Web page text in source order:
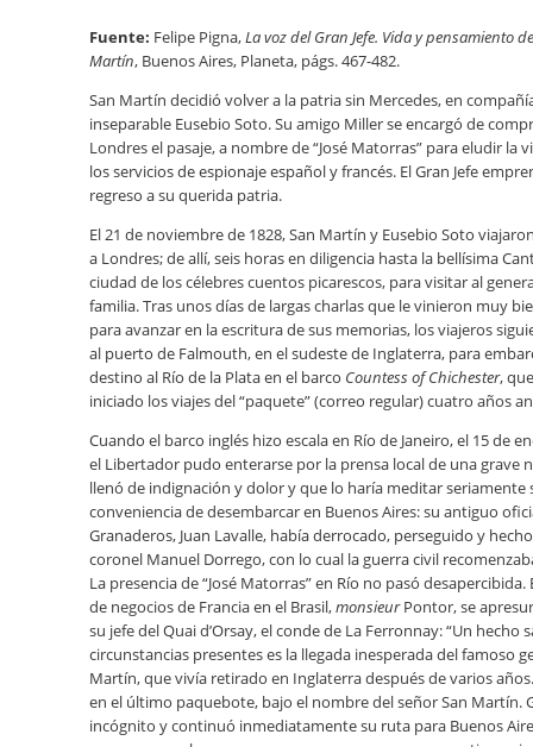
Fuente: Felipe Pigna,La voz del Gran Jefe. Vida y pensamiento
Martín, Buenos Aires, Planeta, págs. 467-482.
San Martín decidió volver a la patria sin Mercedes, en
inseparable Eusebio Soto. Su amigo Miller se encargó de
Londres el pasaje, a nombre de “José Matorras” para eludir la
los servicios de espionaje español y francés. El Gran Jefe
regreso a su querida patria.
El 21 de noviembre de 1828, San Martín y Eusebio Soto
a Londres; de allí, seis horas en diligencia hasta la bellísima
ciudad de los célebres cuentos picarescos, para visitar al
familia. Tras unos días de largas charlas que le vinieron muy
para avanzar en la escritura de sus memorias, los viajeros
al puerto de Falmouth, en el sudeste de Inglaterra, para
destino al Río de la Plata en el barco Countess of Chichester,
iniciado los viajes del “paquete” (correo regular) cuatro años
Cuando el barco inglés hizo escala en Río de Janeiro, el 15 de
el Libertador pudo enterarse por la prensa local de una grave
llenó de indignación y dolor y que lo haría meditar seriamente
conveniencia de desembarcar en Buenos Aires: su antiguo
Granaderos, Juan Lavalle, había derrocado, perseguido y
coronel Manuel Dorrego, con lo cual la guerra civil
La presencia de “José Matorras” en Río no pasó desapercibida.
de negocios de Francia en el Brasil,monsieurPontor, se
su jefe del Quai d’Orsay, el conde de La Ferronnay: “Un hecho
circunstancias presentes es la llegada inesperada del famoso
Martín, que vivía retirado en Inglaterra después de varios
en el último paquebote, bajo el nombre del señor San Martín.
incógnito y continuó inmediatamente su ruta para Buenos